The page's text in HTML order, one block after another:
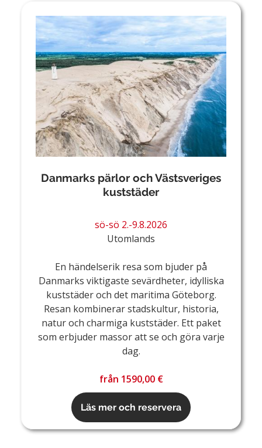
Danmarks pärlor och Västsveriges
kuststäder
sö-sö 2.-9.8.2026
Utomlands
En händelserik resa som bjuder på
Danmarks viktigaste sevärdheter, idylliska
kuststäder och det maritima Göteborg.
Resan kombinerar stadskultur, historia,
natur och charmiga kuststäder. Ett paket
som erbjuder massor att se och göra varje
dag.
från 1590,00 €
Läs mer och reservera